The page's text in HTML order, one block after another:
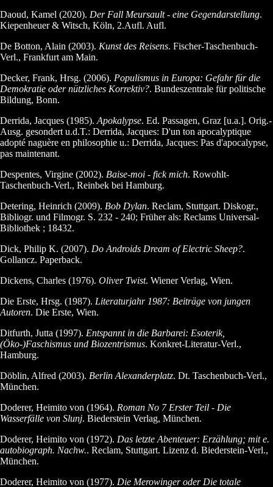
Daoud, Kamel (2020). Der Fall Meursault - eine Gegendarstellung.
Kiepenheuer & Witsch, Köln, 2.Aufl. Aufl.
De Botton, Alain (2003). Kunst des Reisens. Fischer-Taschenbuch-
Verl., Frankfurt am Main.
Decker, Frank, Hrsg. (2006). Populismus in Europa: Gefahr für die
Demokratie oder nützliches Korrektiv?. Bundeszentrale für politische
Bildung, Bonn.
Derrida, Jacques (1985).Apokalypse. Ed. Passagen, Graz [u.a.]. Orig.-
Ausg. gesondert u.d.T.: Derrida, Jacques: D'un ton apocalyptique
adopté naguère en philosophie u.: Derrida, Jacques: Pas d'apocalypse,
pas maintenant.
Despentes, Virgine (2002). Baise-moi - fick mich. Rowohlt-
Taschenbuch-Verl., Reinbek bei Hamburg.
Detering, Heinrich (2009). Bob Dylan. Reclam, Stuttgart. Diskogr.,
Bibliogr. und Filmogr. S. 232 - 240; Früher als: Reclams Universal-
Bibliothek ; 18432.
Dick, Philip K. (2007). Do Androids Dream of Electric Sheep?.
Gollancz. Paperback.
Dickens, Charles (1976). Oliver Twist. Wiener Verlag, Wien.
Die Erste, Hrsg. (1987). Literaturjahr 1987: Beiträge von jungen
Autoren. Die Erste, Wien.
Ditfurth, Jutta (1997). Entspannt in die Barbarei: Esoterik,
(Öko-)Faschismus und Biozentrismus. Konkret-Literatur-Verl.,
Hamburg.
Döblin, Alfred (2003). Berlin Alexanderplatz. Dt. Taschenbuch-Verl.,
München.
Doderer, Heimito von (1964). Roman No 7 Erster Teil - Die
Wasserfälle von Slunj. Biederstein Verlag, München.
Doderer, Heimito von (1972). Das letzte Abenteuer: Erzählung; mit e.
autobiograph. Nachw.. Reclam, Stuttgart. Lizenz d. Biederstein-Verl.,
München.
Doderer, Heimito von (1977). Die Merowinger oder Die totale